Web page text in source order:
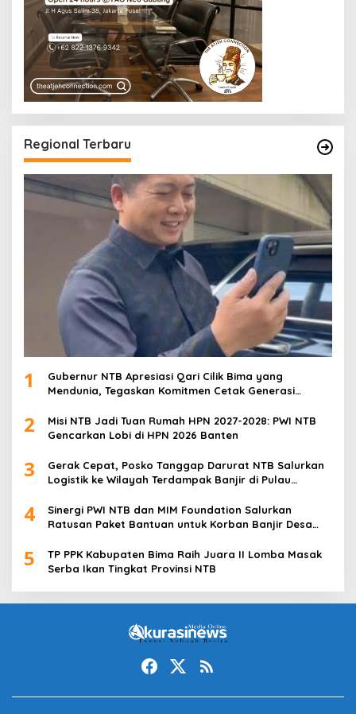
Regional Terbaru
1
Gubernur NTB Apresiasi Qari Cilik Bima yang
Mendunia, Tegaskan Komitmen Cetak Generasi
2
Misi NTB Jadi Tuan Rumah HPN 2027-2028: PWI NTB
Gencarkan Lobi di HPN 2026 Banten
3
Gerak Cepat, Posko Tanggap Darurat NTB Salurkan
Logistik ke Wilayah Terdampak Banjir di Pulau
4
Sinergi PWI NTB dan MIM Foundation Salurkan
Ratusan Paket Bantuan untuk Korban Banjir Desa
5
TP PPK Kabupaten Bima Raih Juara II Lomba Masak
Serba Ikan Tingkat Provinsi NTB